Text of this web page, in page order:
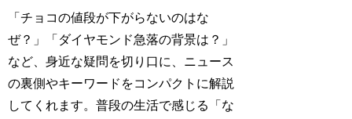
「チョコの値段が下がらないのはな
ぜ？」「ダイヤモンド急落の背景は？」
など、身近な疑問を切り口に、ニュース
の裏側やキーワードをコンパクトに解説
してくれます。普段の生活で感じる「な